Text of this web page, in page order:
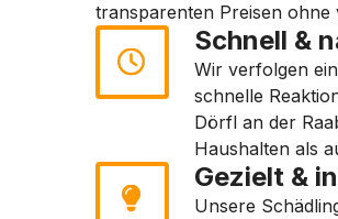
transparenten Preisen ohne
Schnell &
Wir verfolgen
schnelle
Dörfl an der
Haushalten als
Gezielt &
Unsere